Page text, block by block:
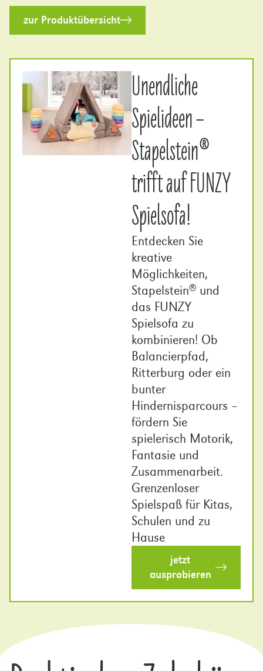
zur Produktübersicht
Unendliche
Spielideen –
Stapelstein®
trifft auf FUNZY
Spielsofa!
Entdecken Sie
kreative
Möglichkeiten,
Stapelstein® und
das FUNZY
Spielsofa zu
kombinieren! Ob
Balancierpfad,
Ritterburg oder ein
bunter
Hindernisparcours –
fördern Sie
spielerisch Motorik,
Fantasie und
Zusammenarbeit.
Grenzenloser
Spielspaß für Kitas,
Schulen und zu
Hause
jetzt
ausprobieren